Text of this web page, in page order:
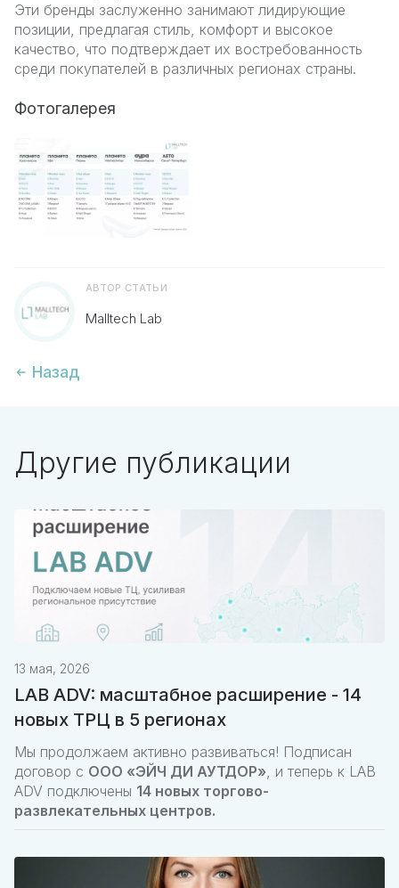
Эти бренды заслуженно занимают лидирующие
позиции, предлагая стиль, комфорт и высокое
качество, что подтверждает их востребованность
среди покупателей в различных регионах страны.
Фотогалерея
АВТОР СТАТЬИ
Malltech Lab
Назад
Другие публикации
13 мая, 2026
LAB ADV: масштабное расширение - 14
новых ТРЦ в 5 регионах
Мы продолжаем активно развиваться! Подписан
договор с ООО «ЭЙЧ ДИ АУТДОР», и теперь к LAB
ADV подключены 14 новых торгово-
развлекательных центров.